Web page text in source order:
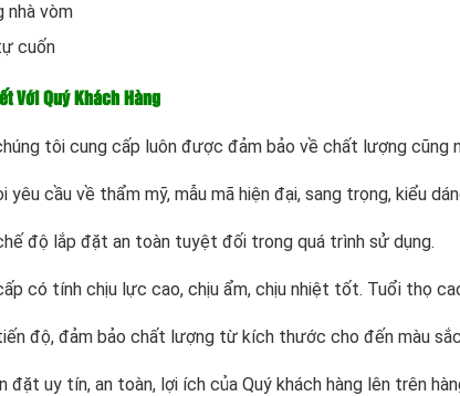
nhà vòm
cuốn
Với Quý Khách Hàng
tôi cung cấp luôn được đảm bảo về chất lượng cũng
yêu cầu về thẩm mỹ, mẫu mã hiện đại, sang trọng, kiểu
độ lắp đặt an toàn tuyệt đối trong quá trình sử dụng.
cấp có tính chịu lực cao, chịu ẩm, chịu nhiệt tốt. Tuổi thọ
độ, đảm bảo chất lượng từ kích thước cho đến màu
đặt uy tín, an toàn, lợi ích của Quý khách hàng lên trên